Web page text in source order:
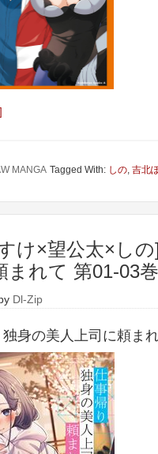
MANGA Tagged With: しの, 吉北
け×望公太×し
まれて 第01-03巻
Dl-Zip
身の美人上司に頼ま